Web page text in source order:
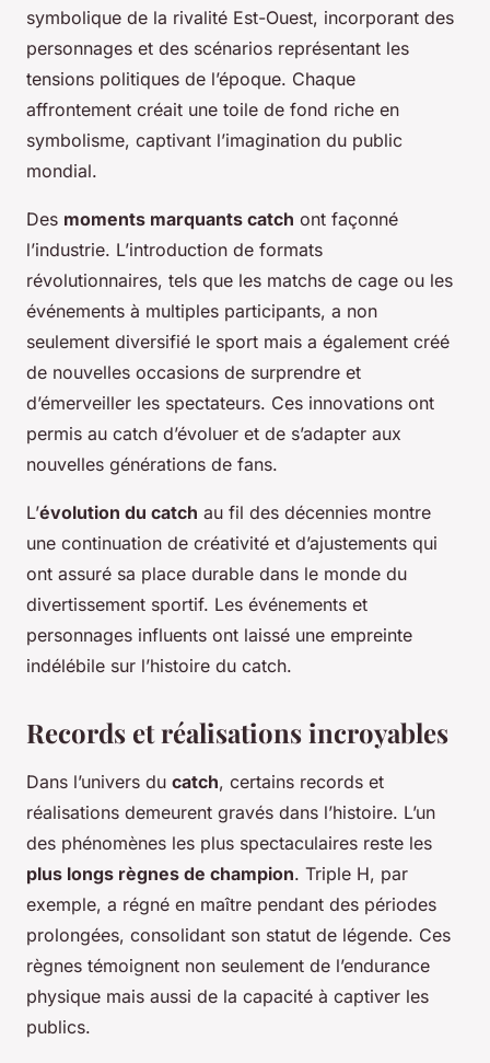
symbolique de la rivalité Est-Ouest, incorporant des
personnages et des scénarios représentant les
tensions politiques de l’époque. Chaque
affrontement créait une toile de fond riche en
symbolisme, captivant l’imagination du public
mondial.
Des moments marquants catch ont façonné
l’industrie. L’introduction de formats
révolutionnaires, tels que les matchs de cage ou les
événements à multiples participants, a non
seulement diversifié le sport mais a également créé
de nouvelles occasions de surprendre et
d’émerveiller les spectateurs. Ces innovations ont
permis au catch d’évoluer et de s’adapter aux
nouvelles générations de fans.
L’évolution du catch au fil des décennies montre
une continuation de créativité et d’ajustements qui
ont assuré sa place durable dans le monde du
divertissement sportif. Les événements et
personnages influents ont laissé une empreinte
indélébile sur l’histoire du catch.
Records et réalisations incroyables
Dans l’univers du catch, certains records et
réalisations demeurent gravés dans l’histoire. L’un
des phénomènes les plus spectaculaires reste les
plus longs règnes de champion. Triple H, par
exemple, a régné en maître pendant des périodes
prolongées, consolidant son statut de légende. Ces
règnes témoignent non seulement de l’endurance
physique mais aussi de la capacité à captiver les
publics.